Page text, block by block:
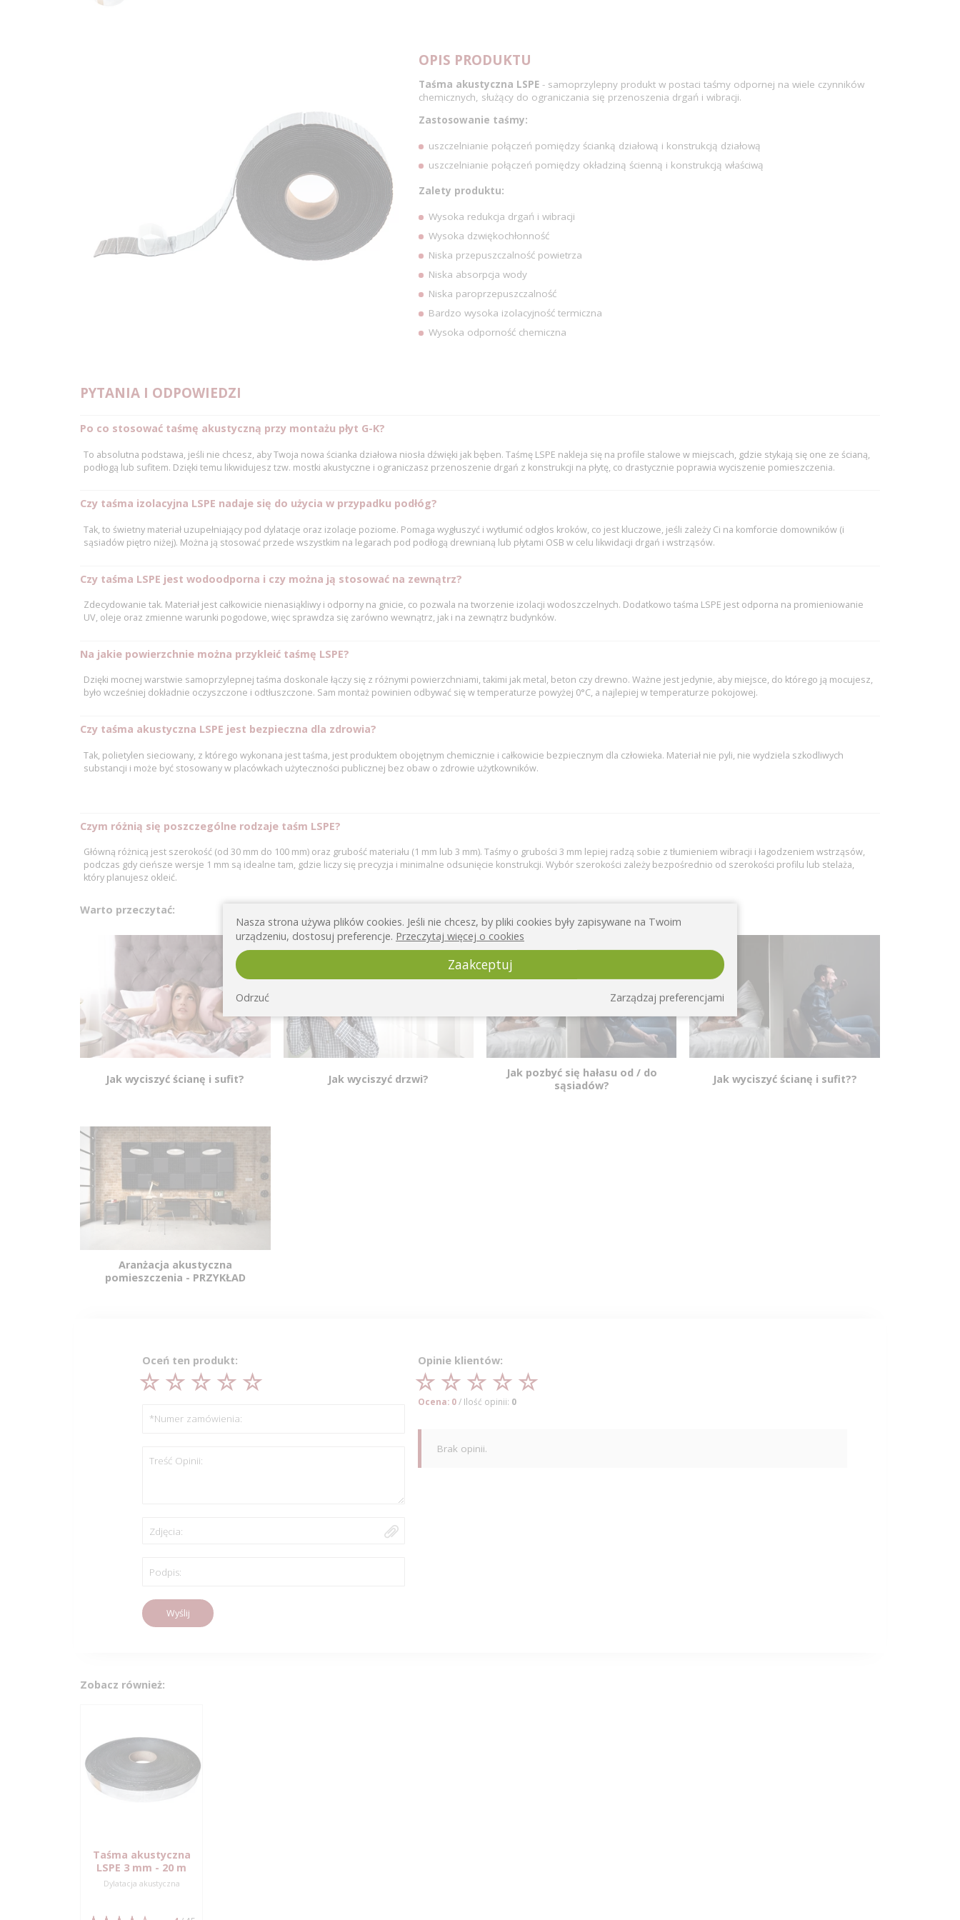
OPIS PRODUKTU
Taśma akustyczna LSPE- samoprzylepny produkt w postaci taśmy odpornej na wiele czynników
chemicznych, służący do ograniczania się przenoszenia drgań i wibracji.
Zastosowanie taśmy:
uszczelnianie połączeń pomiędzy ścianką działową i konstrukcją działową
uszczelnianie połączeń pomiędzy okładziną ścienną i konstrukcją właściwą
Zalety produktu:
Wysoka redukcja drgań i wibracji
Wysoka dzwiękochłonność
Niska przepuszczalność powietrza
Niska absorpcja wody
Niska paroprzepuszczalność
Bardzo wysoka izolacyjność termiczna
Wysoka odporność chemiczna
PYTANIA I ODPOWIEDZI
Po co stosować taśmę akustyczną przy montażu płyt G-K?
To absolutna podstawa, jeśli nie chcesz, aby Twoja nowa ścianka działowa niosła dźwięki jak bęben. Taśmę LSPE nakleja się na profile stalowe w miejscach, gdzie stykają się one ze ścianą,
podłogą lub sufitem. Dzięki temu likwidujesz tzw. mostki akustyczne i ograniczasz przenoszenie drgań z konstrukcji na płytę, co drastycznie poprawia wyciszenie pomieszczenia.
Czy taśma izolacyjna LSPE nadaje się do użycia w przypadku podłóg?
Tak, to świetny materiał uzupełniający pod dylatacje oraz izolacje poziome. Pomaga wygłuszyć i wytłumić odgłos kroków, co jest kluczowe, jeśli zależy Ci na komforcie domowników (i
sąsiadów piętro niżej). Można ją stosować przede wszystkim na legarach pod podłogą drewnianą lub płytami OSB w celu likwidacji drgań i wstrząsów.
Czy taśma LSPE jest wodoodporna i czy można ją stosować na zewnątrz?
Zdecydowanie tak. Materiał jest całkowicie nienasiąkliwy i odporny na gnicie, co pozwala na tworzenie izolacji wodoszczelnych. Dodatkowo taśma LSPE jest odporna na promieniowanie
UV, oleje oraz zmienne warunki pogodowe, więc sprawdza się zarówno wewnątrz, jak i na zewnątrz budynków.
Na jakie powierzchnie można przykleić taśmę LSPE?
Dzięki mocnej warstwie samoprzylepnej taśma doskonale łączy się z różnymi powierzchniami, takimi jak metal, beton czy drewno. Ważne jest jedynie, aby miejsce, do którego ją mocujesz,
było wcześniej dokładnie oczyszczone i odtłuszczone. Sam montaż powinien odbywać się w temperaturze powyżej 0°C, a najlepiej w temperaturze pokojowej.
Czy taśma akustyczna LSPE jest bezpieczna dla zdrowia?
Tak, polietylen sieciowany, z którego wykonana jest taśma, jest produktem obojętnym chemicznie i całkowicie bezpiecznym dla człowieka. Materiał nie pyli, nie wydziela szkodliwych
substancji i może być stosowany w placówkach użyteczności publicznej bez obaw o zdrowie użytkowników.
Czym różnią się poszczególne rodzaje taśm LSPE?
Główną różnicą jest szerokość (od 30 mm do 100 mm) oraz grubość materiału (1 mm lub 3 mm). Taśmy o grubości 3 mm lepiej radzą sobie z tłumieniem wibracji i łagodzeniem wstrząsów,
podczas gdy cieńsze wersje 1 mm są idealne tam, gdzie liczy się precyzja i minimalne odsunięcie konstrukcji. Wybór szerokości zależy bezpośrednio od szerokości profilu lub stelaża,
który planujesz okleić.
Warto przeczytać:
Jak wyciszyć ścianę i sufit? Jak wyciszyć drzwi?
Jak pozbyć się hałasu od / do
sąsiadów?
Jak wyciszyć ścianę i sufit??
Aranżacja akustyczna
pomieszczenia - PRZYKŁAD
Oceń ten produkt:
*Numer zamówienia:
Treść Opinii:
Zdjęcia:
Podpis:
Wyślij
Opinie klientów:
Ocena: 0/ Ilość opinii: 0
Brak opinii.
Zobacz również:
Taśma akustyczna
LSPE 3 mm - 20 m
Dylatacja akustyczna
Nasza strona używa plików cookies. Jeśli nie chcesz, by pliki cookies były zapisywane na Twoim
urządzeniu, dostosuj preferencje. Przeczytaj więcej o cookies
Zaakceptuj
Zarządzaj preferencjami
Odrzuć